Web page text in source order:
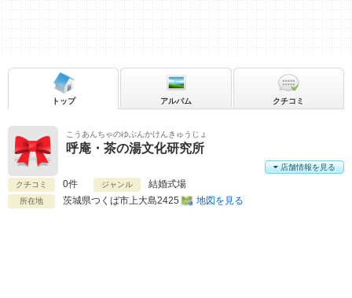
こうあんちゃのゆぶんかけんきゅうじょ
呼庵・茶の湯文化研究所
クチコミ 0件 ジャンル 結婚式場
所在地 茨城県つくば市上大島2425 地図を見る
店舗情報を見る
トップ アルバム クチコミ